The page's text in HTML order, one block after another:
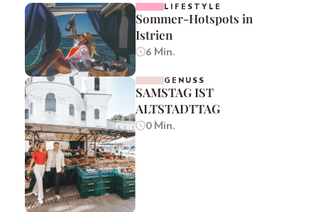
LIFESTYLE
Sommer-Hotspots in
Istrien
6 Min.
GENUSS
SAMSTAG IST
ALTSTADTTAG
0 Min.